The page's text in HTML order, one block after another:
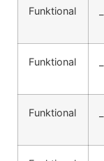
Funktional
Funktional
Funktional